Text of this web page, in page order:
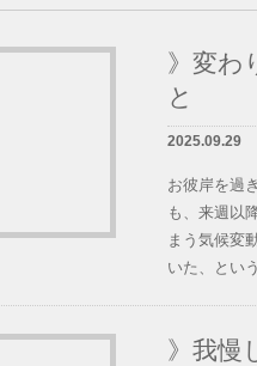
》変わ
と
2025.09.29
お彼岸を過
も、来週以
まう気候変
いた、とい
》我慢